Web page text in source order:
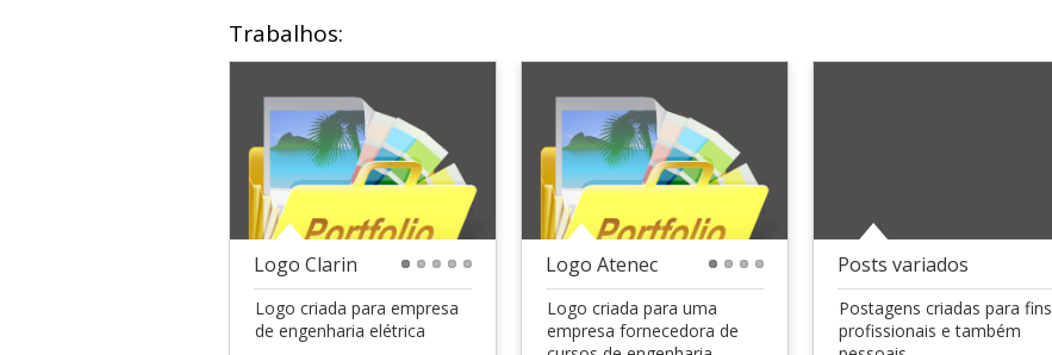
Trabalhos:
Logo Clarin
Logo criada para empresa
de engenharia elétrica
Logo Atenec
Logo criada para uma
empresa fornecedora de
Posts variados
Postagens criadas para fins
profissionais e também